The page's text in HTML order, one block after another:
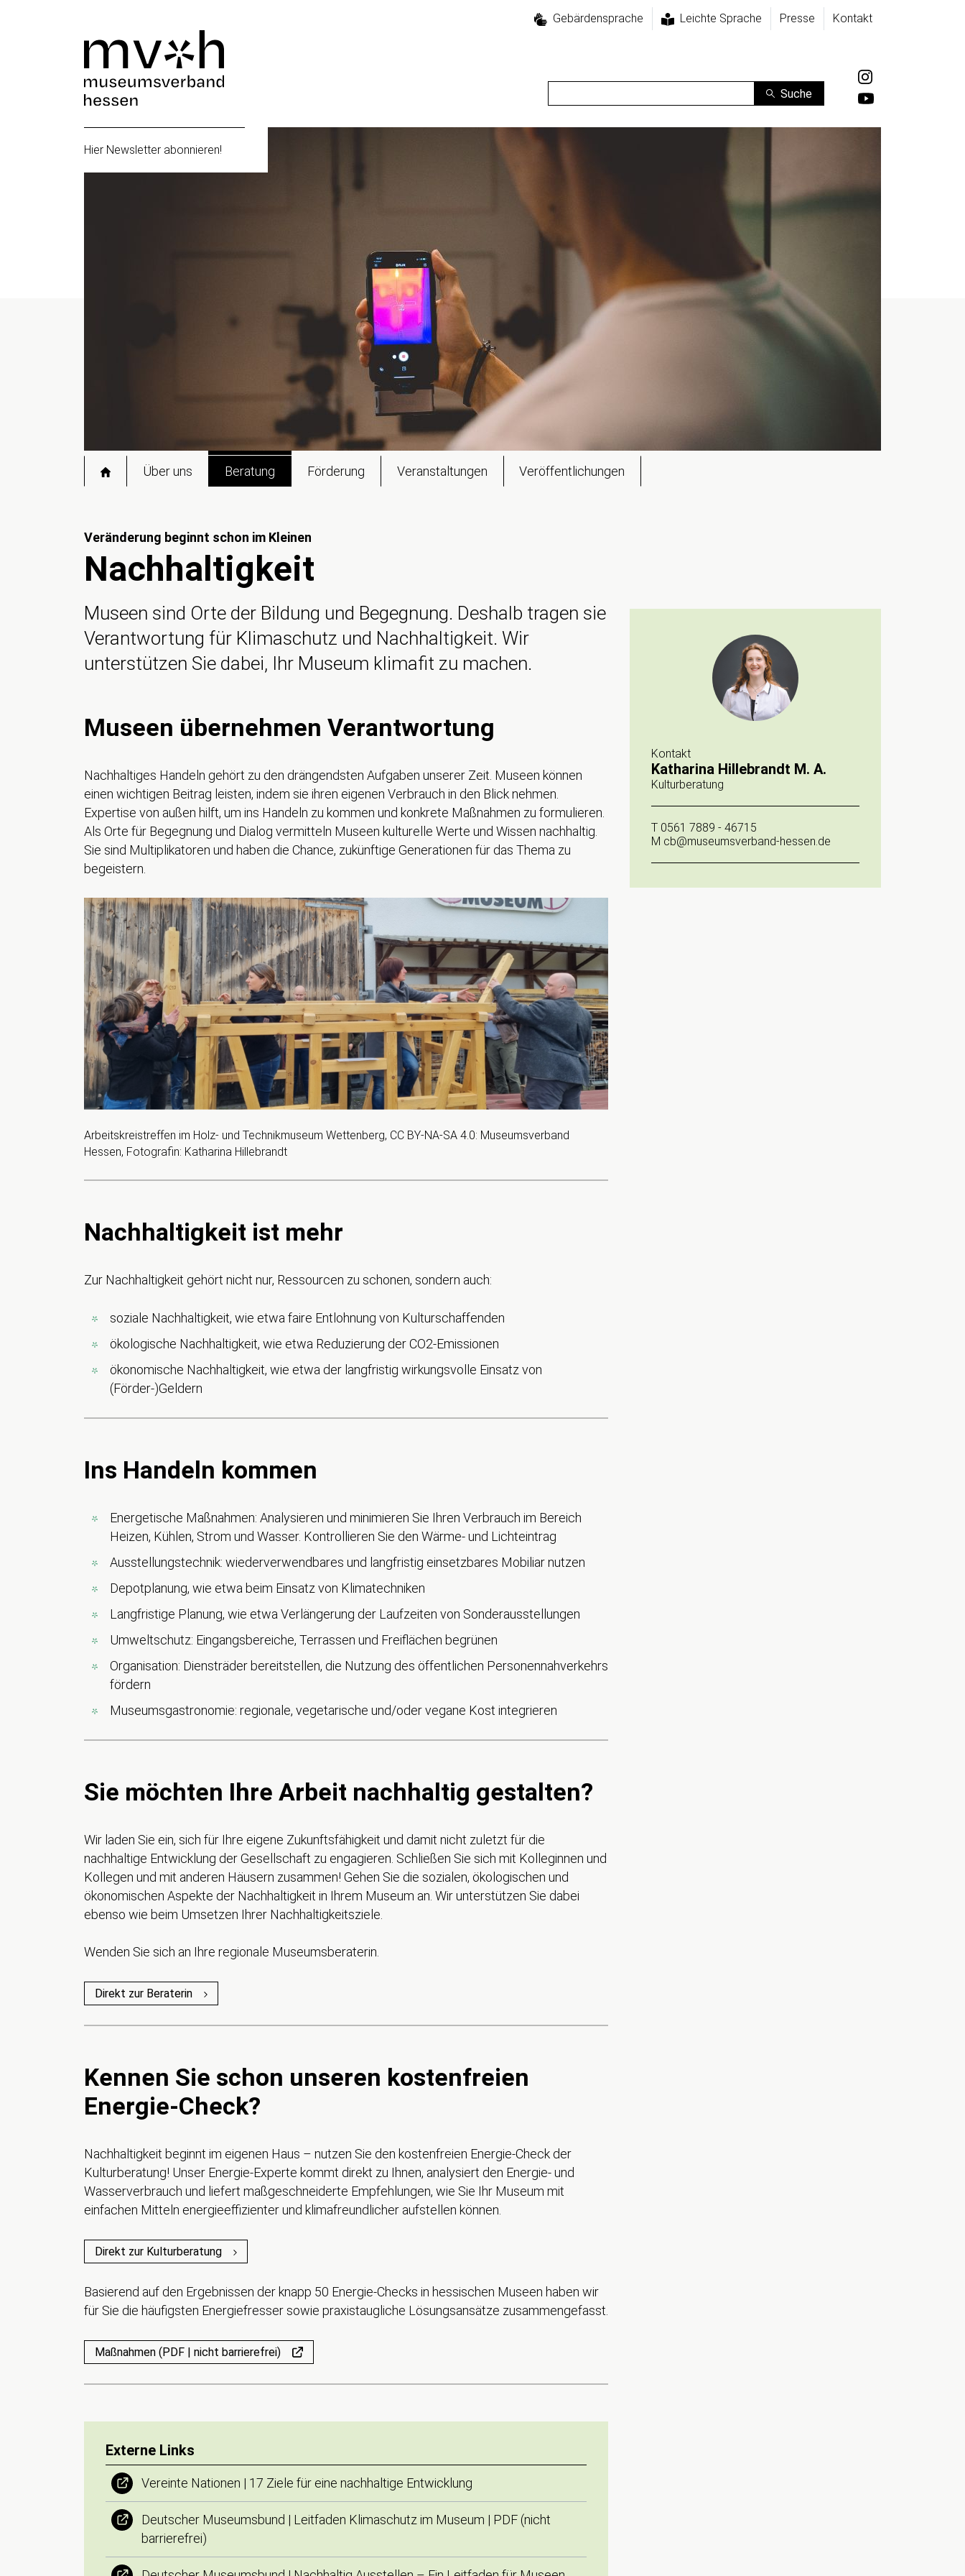
Gebärdensprache Leichte Sprache Presse Kontakt
Suche
Hier Newsletter abonnieren!
StartseiteÜber uns Beratung Förderung Veranstaltungen Veröffentlichungen
Veränderung beginnt schon im Kleinen
Nachhaltigkeit
Museen sind Orte der Bildung und Begegnung. Deshalb tragen sie
Verantwortung für Klimaschutz und Nachhaltigkeit. Wir
unterstützen Sie dabei, Ihr Museum klimafit zu machen.
Museen übernehmen Verantwortung
Nachhaltiges Handeln gehört zu den drängendsten Aufgaben unserer Zeit. Museen können
einen wichtigen Beitrag leisten, indem sie ihren eigenen Verbrauch in den Blick nehmen.
Expertise von außen hilft, um ins Handeln zu kommen und konkrete Maßnahmen zu formulieren.
Als Orte für Begegnung und Dialog vermitteln Museen kulturelle Werte und Wissen nachhaltig.
Sie sind Multiplikatoren und haben die Chance, zukünftige Generationen für das Thema zu
begeistern.
Arbeitskreistreffen im Holz- und Technikmuseum Wettenberg, CC BY-NA-SA 4.0: Museumsverband
Hessen, Fotografin: Katharina Hillebrandt
Nachhaltigkeit ist mehr
Zur Nachhaltigkeit gehört nicht nur, Ressourcen zu schonen, sondern auch:
soziale Nachhaltigkeit, wie etwa faire Entlohnung von Kulturschaffenden
ökologische Nachhaltigkeit, wie etwa Reduzierung der CO2-Emissionen
ökonomische Nachhaltigkeit, wie etwa der langfristig wirkungsvolle Einsatz von
(Förder-)Geldern
Ins Handeln kommen
Energetische Maßnahmen: Analysieren und minimieren Sie Ihren Verbrauch im Bereich
Heizen, Kühlen, Strom und Wasser. Kontrollieren Sie den Wärme- und Lichteintrag
Ausstellungstechnik: wiederverwendbares und langfristig einsetzbares Mobiliar nutzen
Depotplanung, wie etwa beim Einsatz von Klimatechniken
Langfristige Planung, wie etwa Verlängerung der Laufzeiten von Sonderausstellungen
Umweltschutz: Eingangsbereiche, Terrassen und Freiflächen begrünen
Organisation: Diensträder bereitstellen, die Nutzung des öffentlichen Personennahverkehrs
fördern
Museumsgastronomie: regionale, vegetarische und/oder vegane Kost integrieren
Sie möchten Ihre Arbeit nachhaltig gestalten?
Wir laden Sie ein, sich für Ihre eigene Zukunftsfähigkeit und damit nicht zuletzt für die
nachhaltige Entwicklung der Gesellschaft zu engagieren. Schließen Sie sich mit Kolleginnen und
Kollegen und mit anderen Häusern zusammen! Gehen Sie die sozialen, ökologischen und
ökonomischen Aspekte der Nachhaltigkeit in Ihrem Museum an. Wir unterstützen Sie dabei
ebenso wie beim Umsetzen Ihrer Nachhaltigkeitsziele.
Wenden Sie sich an Ihre regionale Museumsberaterin.
Direkt zur Beraterin
Kennen Sie schon unseren kostenfreien
Energie-Check?
Nachhaltigkeit beginnt im eigenen Haus – nutzen Sie den kostenfreien Energie-Check der
Kulturberatung! Unser Energie-Experte kommt direkt zu Ihnen, analysiert den Energie- und
Wasserverbrauch und liefert maßgeschneiderte Empfehlungen, wie Sie Ihr Museum mit
einfachen Mitteln energieeffizienter und klimafreundlicher aufstellen können.
Direkt zur Kulturberatung
Basierend auf den Ergebnissen der knapp 50 Energie-Checks in hessischen Museen haben wir
für Sie die häufigsten Energiefresser sowie praxistaugliche Lösungsansätze zusammengefasst.
Maßnahmen (PDF | nicht barrierefrei)
Externe Links
Vereinte Nationen | 17 Ziele für eine nachhaltige Entwicklung
Deutscher Museumsbund | Leitfaden Klimaschutz im Museum | PDF (nicht
barrierefrei)
Kontakt
Katharina Hillebrandt M. A.
Kulturberatung
T 0561 7889 - 46715
M cb@museumsverband-hessen.de